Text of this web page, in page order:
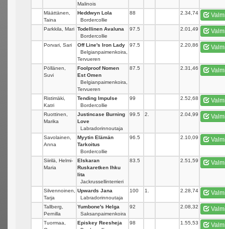
Malinois
Määttänen,
Taina
Heddwyn Lola
Bordercollie
88 2.34,74
Parkkila, Mari Todellinen Avaluna
Bordercollie
97.5 2.01,49
Porvari, Sari
Off Line's Iron Lady
Belgianpaimenkoira,
Tervueren
97.5 2.20,86
Pöllänen,
Suvi
Foolproof Nomen
Est Omen
Belgianpaimenkoira,
Tervueren
87.5 2.31,46
Ristimäki,
Katri
Tending Impulse
Bordercollie
99 2.52,68
Ruottinen,
Marika
Justincase Burning
Love
Labradorinnoutaja
99.5 2. 2.04,99
Savolainen,
Anna
Myytin Elämän
Tarkoitus
Bordercollie
96.5 2.10,09
Siirilä, Helmi-
Maria
Elskaran
Ruskaretken Ihku
Iita
Jackrussellinterrieri
83.5 2.51,59
Silvennoinen,
Tarja
Upwards Jana
Labradorinnoutaja
100 1. 2.28,74
Tallberg,
Pernilla
Yumbone's Helga
Saksanpaimenkoira
92 2.08,32
Tuormaa,
Episkey Reesheja
98 1.55,53